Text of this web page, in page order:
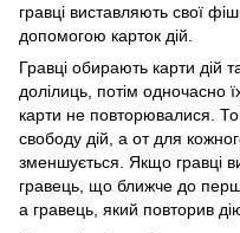
гравці виставляють свої
допомогою карток дій.
Гравці обирають карти дій
долілиць, потім одночасно
карти не повторювалися.
свободу дій, а от для
зменшується. Якщо гравці
гравець, що ближче до
а гравець, який повторив